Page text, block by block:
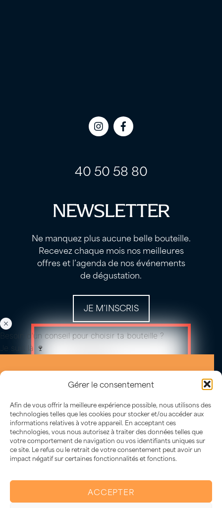
Gérer le consentement
Afin de vous offrir la meilleure expérience possible, nous utilisons des
technologies telles que les cookies pour stocker et/ou accéder aux
informations relatives à votre appareil. En acceptant ces
technologies, vous nous autorisez à traiter des données telles que
votre comportement de navigation ou vos identifiants uniques sur
ce site. Le refus ou le retrait de votre consentement peut avoir un
impact négatif sur certaines fonctionnalités et fonctions.
ACCEPTER
Icon
Icon
40 50 58 80
NEWSLETTER
Ne manquez plus aucune belle bouteille.
Recevez chaque mois nos meilleures
offres et l’agenda de nos événements
de dégustation.
JE M’INSCRIS
pour la santé, à consommer avec
modération.
Besoin d'un conseil pour choisir ta bouteille ?
Je suis là 🍷